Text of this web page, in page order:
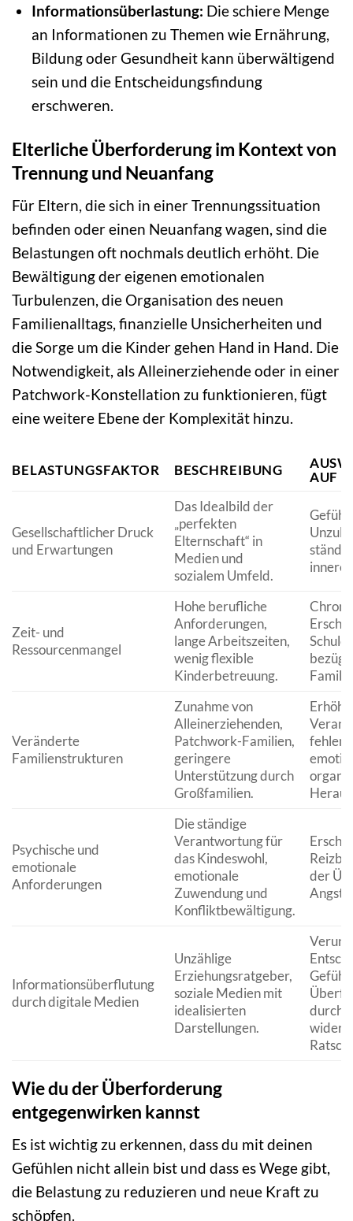
Informationsüberlastung: Die schiere Menge
an Informationen zu Themen wie Ernährung,
Bildung oder Gesundheit kann überwältigend
sein und die Entscheidungsfindung
erschweren.
Elterliche Überforderung im Kontext von
Trennung und Neuanfang
Für Eltern, die sich in einer Trennungssituation
befinden oder einen Neuanfang wagen, sind die
Belastungen oft nochmals deutlich erhöht. Die
Bewältigung der eigenen emotionalen
Turbulenzen, die Organisation des neuen
Familienalltags, finanzielle Unsicherheiten und
die Sorge um die Kinder gehen Hand in Hand. Die
Notwendigkeit, als Alleinerziehende oder in einer
Patchwork-Konstellation zu funktionieren, fügt
eine weitere Ebene der Komplexität hinzu.
BELASTUNGSFAKTOR BESCHREIBUNG
AUF
Gesellschaftlicher Druck
und Erwartungen
Das Idealbild der
„perfekten
Elternschaft“ in
Medien und
sozialem Umfeld.
Gefühl
innere
Zeit- und
Ressourcenmangel
Hohe berufliche
Anforderungen,
lange Arbeitszeiten,
wenig flexible
Kinderbetreuung.
Veränderte
Familienstrukturen
Zunahme von
Alleinerziehenden,
Patchwork-Familien,
geringere
Unterstützung durch
Großfamilien.
Psychische und
emotionale
Anforderungen
Die ständige
Verantwortung für
das Kindeswohl,
emotionale
Zuwendung und
Konfliktbewältigung.
der
Informationsüberflutung
durch digitale Medien
Unzählige
Erziehungsratgeber,
soziale Medien mit
idealisierten
Darstellungen.
Gefühl
durch
Wie du der Überforderung
entgegenwirken kannst
Es ist wichtig zu erkennen, dass du mit deinen
Gefühlen nicht allein bist und dass es Wege gibt,
die Belastung zu reduzieren und neue Kraft zu
schöpfen.